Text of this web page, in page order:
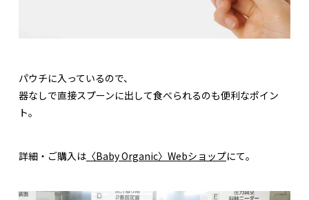
パウチに入っているので、
器なしで直接スプーンに出して食べられるのも便利なポイン
ト。
詳細・ご購入は 〈Baby Organic〉Webショップにて。